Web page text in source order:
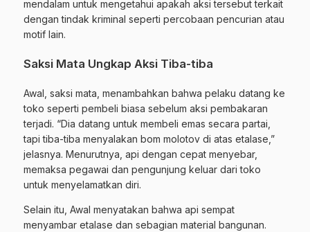
mendalam untuk mengetahui apakah aksi tersebut terkait
dengan tindak kriminal seperti percobaan pencurian atau
motif lain.
Saksi Mata Ungkap Aksi Tiba-tiba
Awal, saksi mata, menambahkan bahwa pelaku datang ke
toko seperti pembeli biasa sebelum aksi pembakaran
terjadi. “Dia datang untuk membeli emas secara partai,
tapi tiba-tiba menyalakan bom molotov di atas etalase,”
jelasnya. Menurutnya, api dengan cepat menyebar,
memaksa pegawai dan pengunjung keluar dari toko
untuk menyelamatkan diri.
Selain itu, Awal menyatakan bahwa api sempat
menyambar etalase dan sebagian material bangunan.